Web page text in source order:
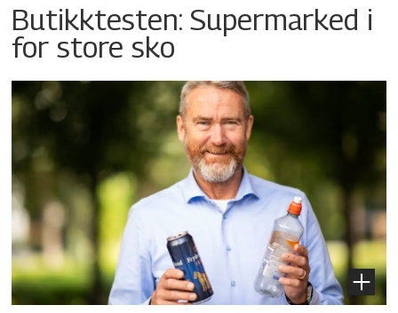
Butikktesten: Supermarked i
for store sko